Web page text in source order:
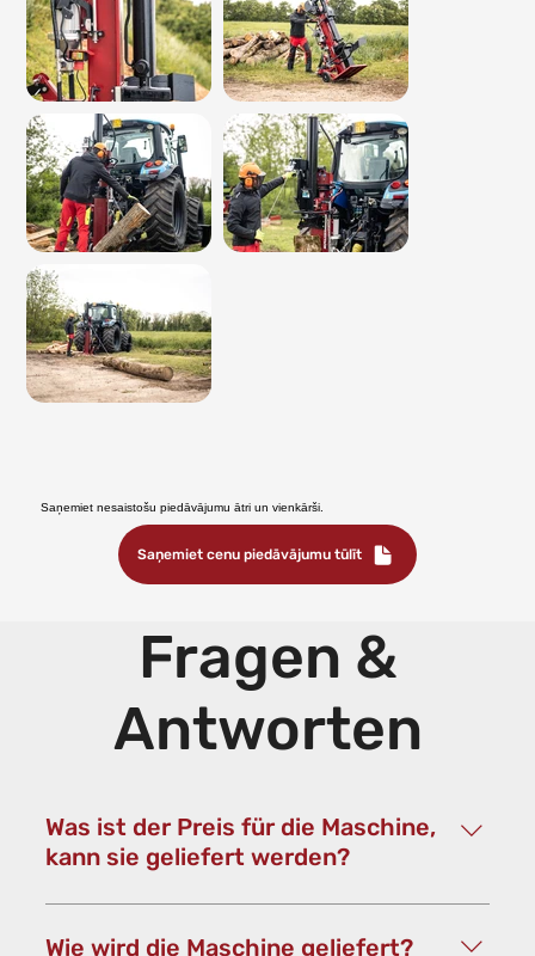
Saņemiet nesaistošu piedāvājumu ātri un vienkārši.
Saņemiet cenu piedāvājumu tūlīt
Fragen &
Antworten
Was ist der Preis für die Maschine,
kann sie geliefert werden?
Kontaktiere uns gerne für ein
maßgeschneidertes, unverbindliches
Wie wird die Maschine geliefert?